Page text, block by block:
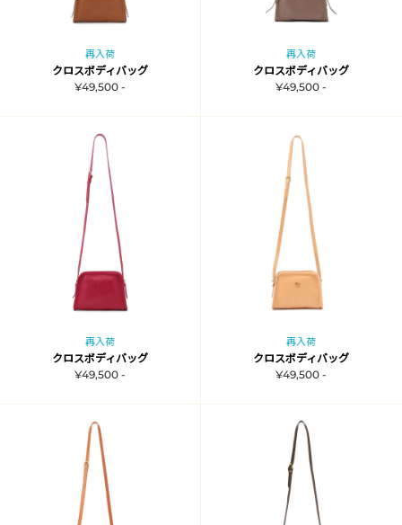
再入荷
クロスボディバッグ
¥49,500 -
再入荷
クロスボディバッグ
¥49,500 -
再入荷
クロスボディバッグ
¥49,500 -
再入荷
クロスボディバッグ
¥49,500 -